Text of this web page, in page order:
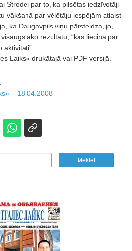
Strodei par to, ka pilsētas iedzīvotāji
vākšanā par vēlētāju iespējām atlaist
ka Daugavpils viņu pārsteidza, jo,
rezultātu, “kas liecina par
aktivitāti”.
Laiks» drukātajā vai PDF versijā.
– 18.04.2008